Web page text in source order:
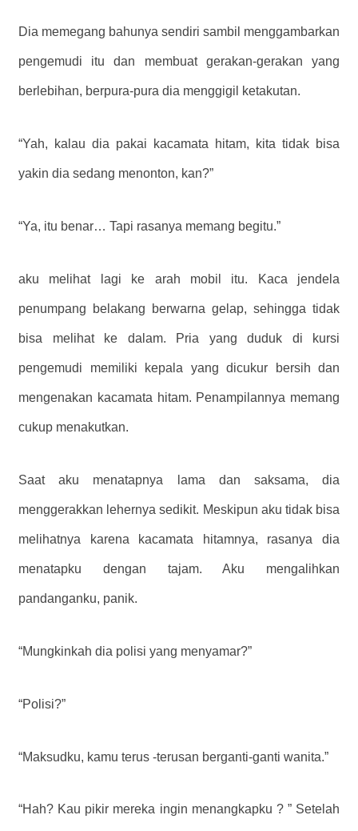
Dia memegang bahunya sendiri sambil menggambarkan
pengemudi itu dan membuat gerakan-gerakan yang
berlebihan, berpura-pura dia menggigil ketakutan.
“Yah, kalau dia pakai kacamata hitam, kita tidak bisa
yakin dia sedang menonton, kan?”
“Ya, itu benar… Tapi rasanya memang begitu.”
aku melihat lagi ke arah mobil itu. Kaca jendela
penumpang belakang berwarna gelap, sehingga tidak
bisa melihat ke dalam. Pria yang duduk di kursi
pengemudi memiliki kepala yang dicukur bersih dan
mengenakan kacamata hitam. Penampilannya memang
cukup menakutkan.
Saat aku menatapnya lama dan saksama, dia
menggerakkan lehernya sedikit. Meskipun aku tidak bisa
melihatnya karena kacamata hitamnya, rasanya dia
menatapku dengan tajam. Aku mengalihkan
pandanganku, panik.
“Mungkinkah dia polisi yang menyamar?”
“Polisi?”
“Maksudku, kamu terus -terusan berganti-ganti wanita.”
“Hah? Kau pikir mereka ingin menangkapku ? ” Setelah